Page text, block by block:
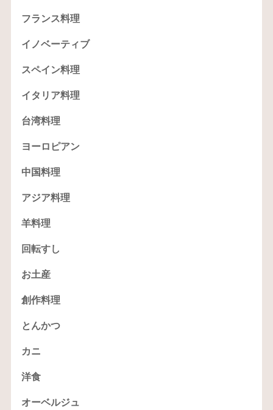
フランス料理
イノベーティブ
スペイン料理
イタリア料理
台湾料理
ヨーロピアン
中国料理
アジア料理
羊料理
回転すし
お土産
創作料理
とんかつ
カニ
洋食
オーベルジュ